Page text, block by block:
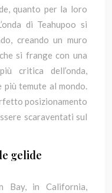
quanto per la loro
di Teahupoo si
creando un muro
si frange con una
critica dell’onda,
più temute al mondo.
posizionamento
scaraventati sul
gelide
Bay, in California,